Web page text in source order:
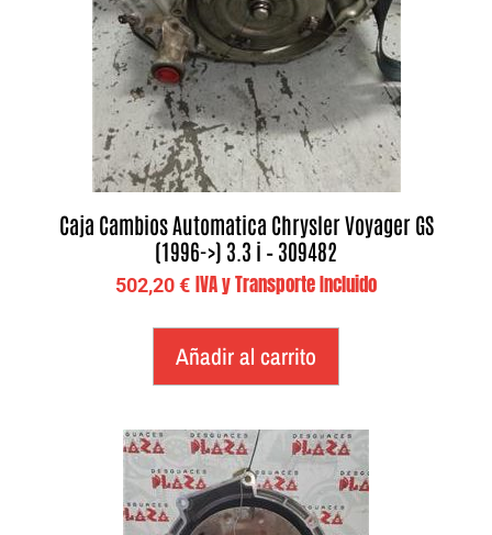
Caja Cambios Automatica Chrysler Voyager GS
(1996->) 3.3 i – 309482
502,20€ IVA y Transporte Incluido
Añadir al carrito